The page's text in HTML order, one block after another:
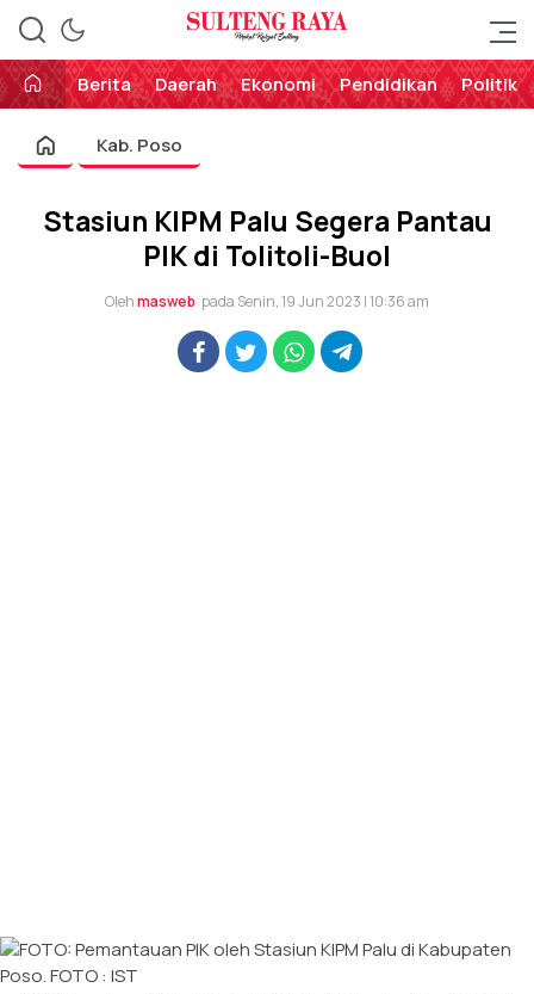
Sulteng Raya
Perekat Rakyat Sulteng
Berita
Daerah Ekonomi Pendidikan Politik
Kab. Poso
Stasiun KIPM Palu Segera Pantau
PIK di Tolitoli-Buol
Olehmasweb pada Senin, 19 Jun 2023 | 10:36 am